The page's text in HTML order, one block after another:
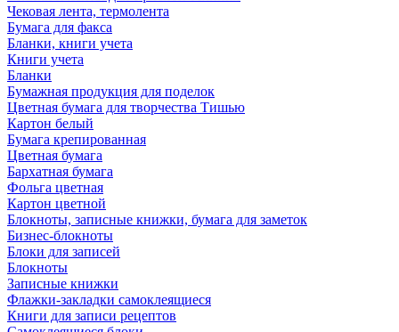
Чековая лента, термолента
Бумага для факса
Бланки, книги учета
Книги учета
Бланки
Бумажная продукция для поделок
Цветная бумага для творчества Тишью
Картон белый
Бумага крепированная
Цветная бумага
Бархатная бумага
Фольга цветная
Картон цветной
Блокноты, записные книжки, бумага для заметок
Бизнес-блокноты
Блоки для записей
Блокноты
Записные книжки
Флажки-закладки самоклеящиеся
Книги для записи рецептов